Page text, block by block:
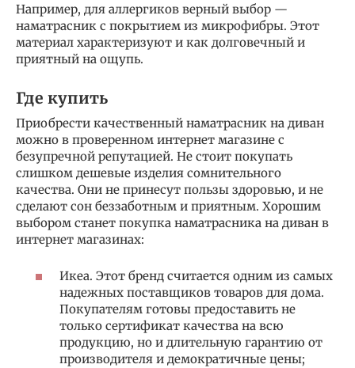
Например, для аллергиков верный выбор —
наматрасник с покрытием из микрофибры. Этот
материал характеризуют и как долговечный и
приятный на ощупь.
Где купить
Приобрести качественный наматрасник на диван
можно в проверенном интернет магазине с
безупречной репутацией. Не стоит покупать
слишком дешевые изделия сомнительного
качества. Они не принесут пользы здоровью, и не
сделают сон беззаботным и приятным. Хорошим
выбором станет покупка наматрасника на диван в
интернет магазинах:
Икеа. Этот бренд считается одним из самых
надежных поставщиков товаров для дома.
Покупателям готовы предоставить не
только сертификат качества на всю
продукцию, но и длительную гарантию от
производителя и демократичные цены;